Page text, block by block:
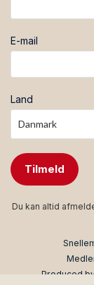
E-mail
Land
Tilmeld
Du kan altid
Produced